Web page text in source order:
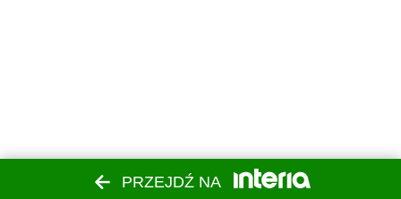
PRZEJDŹ NA